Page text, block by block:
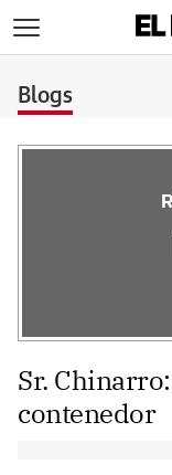
Blogs
Sr.
contenedor